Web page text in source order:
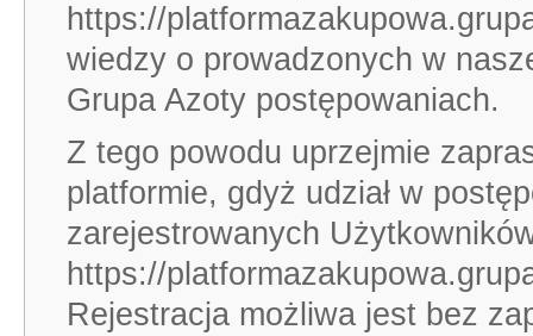
https://
wiedzy o prowadzonych w
Grupa Azoty postępowaniach.
Z tego powodu uprzejmie
platformie, gdyż udział w
zarejestrowanych
https://
Rejestracja możliwa jest bez